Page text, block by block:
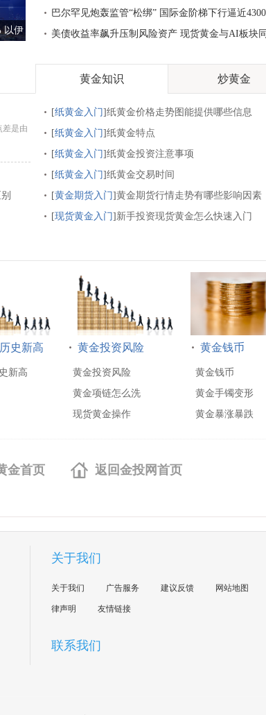
以伊
巴尔罕见炮轰监管“松绑” 国际金阶梯下行逼近4300
美债收益率飙升压制风险资产 现货黄金与AI板块
黄金知识 炒黄金
差是由
[纸黄金入门]纸黄金价格走势图能提供哪些信息
[纸黄金入门]纸黄金特点
[纸黄金入门]纸黄金投资注意事项
[纸黄金入门]纸黄金交易时间
[黄金期货入门]黄金期货行情走势有哪些影响因素
[现货黄金入门] 新手投资现货黄金怎么快速入门
史新高 黄金投资风险 黄金钱币
新高 黄金投资风险
黄金钱币
黄金项链怎么洗
黄金手镯变形
现货黄金操作 黄金暴涨暴跌
金首页 返回金投网首页
关于我们
关于我们 广告服务 建议反馈 网站地图
律声明 友情链接
联系我们